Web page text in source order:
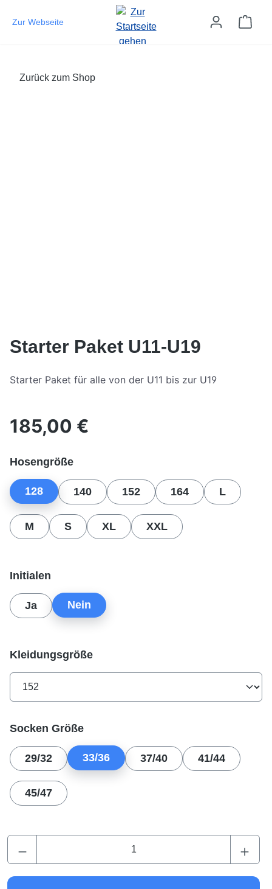
Zum Hauptinhalt springen
Zur Webseite
Zurück zum Shop
Starter Paket U11-U19
Starter Paket für alle von der U11 bis zur U19
Regulärer Preis:
185,00 €
Hosengrößeauswählen
128 140 152 164 L
M S XL XXL
Initialen
Ja Nein
Kleidungsgrößeauswählen
Socken Größeauswählen
29/32 33/36 37/40 41/44
45/47
Produkt Anzahl: Gib den gewünschten